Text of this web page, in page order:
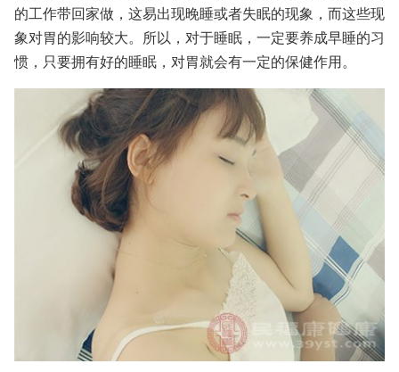
的工作带回家做，这易出现晚睡或者失眠的现象，而这些现
象对胃的影响较大。所以，对于睡眠，一定要养成早睡的习
惯，只要拥有好的睡眠，对胃就会有一定的保健作用。